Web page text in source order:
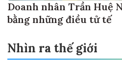
Doanh nhân Trần Huệ
bằng những điều tử tế
Nhìn ra thế giới